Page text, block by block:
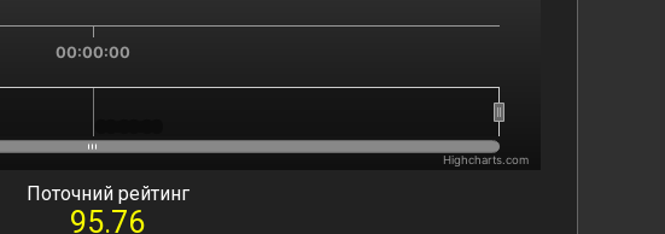
00:00:00
Highcharts.com
Поточний рейтинг
95.76